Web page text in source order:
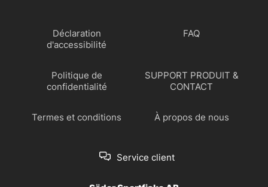
Déclaration
d'accessibilité
FAQ
Politique de
confidentialité
SUPPORT PRODUIT &
CONTACT
Termes et conditions À propos de nous
Service client